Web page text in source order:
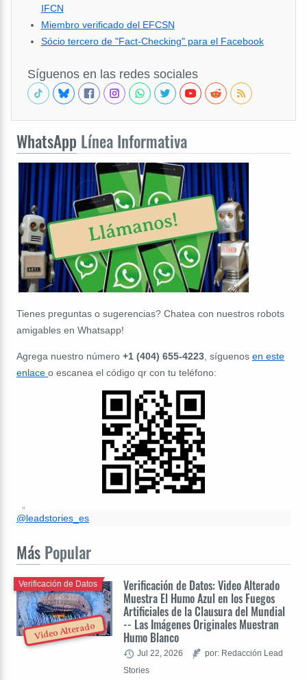
IFCN
Miembro verificado del EFCSN
Sócio tercero de "Fact-Checking" para el Facebook
Síguenos en las redes sociales
WhatsApp Línea Informativa
Tienes preguntas o sugerencias? Chatea con nuestros robots
amigables en Whatsapp!
Agrega nuestro número +1 (404) 655-4223, síguenos en este
enlace o escanea el código qr con tu teléfono:
@leadstories_es
Más Popular
Video Alterado
Verificación de Datos: Video Alterado
Muestra El Humo Azul en los Fuegos
Artificiales de la Clausura del Mundial
-- Las Imágenes Originales Muestran
Humo Blanco
Verificación de Datos
Jul 22, 2026
por: Redacción Lead
Stories